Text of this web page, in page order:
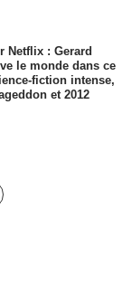
Netflix : Gerard
le monde dans ce
fiction intense,
et 2012